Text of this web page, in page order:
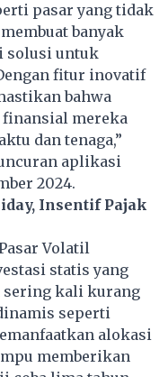
pasar yang tidak
banyak
solusi untuk
fitur inovatif
bahwa
mereka
dan tenaga,”
aplikasi
2024.
Insentif Pajak
Volatil
statis yang
kali kurang
seperti
alokasi
memberikan